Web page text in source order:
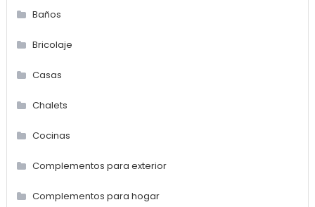
Baños
Bricolaje
Casas
Chalets
Cocinas
Complementos para exterior
Complementos para hogar